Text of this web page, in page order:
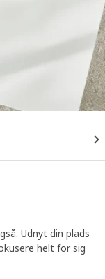
Udnyt din plads
helt for sig